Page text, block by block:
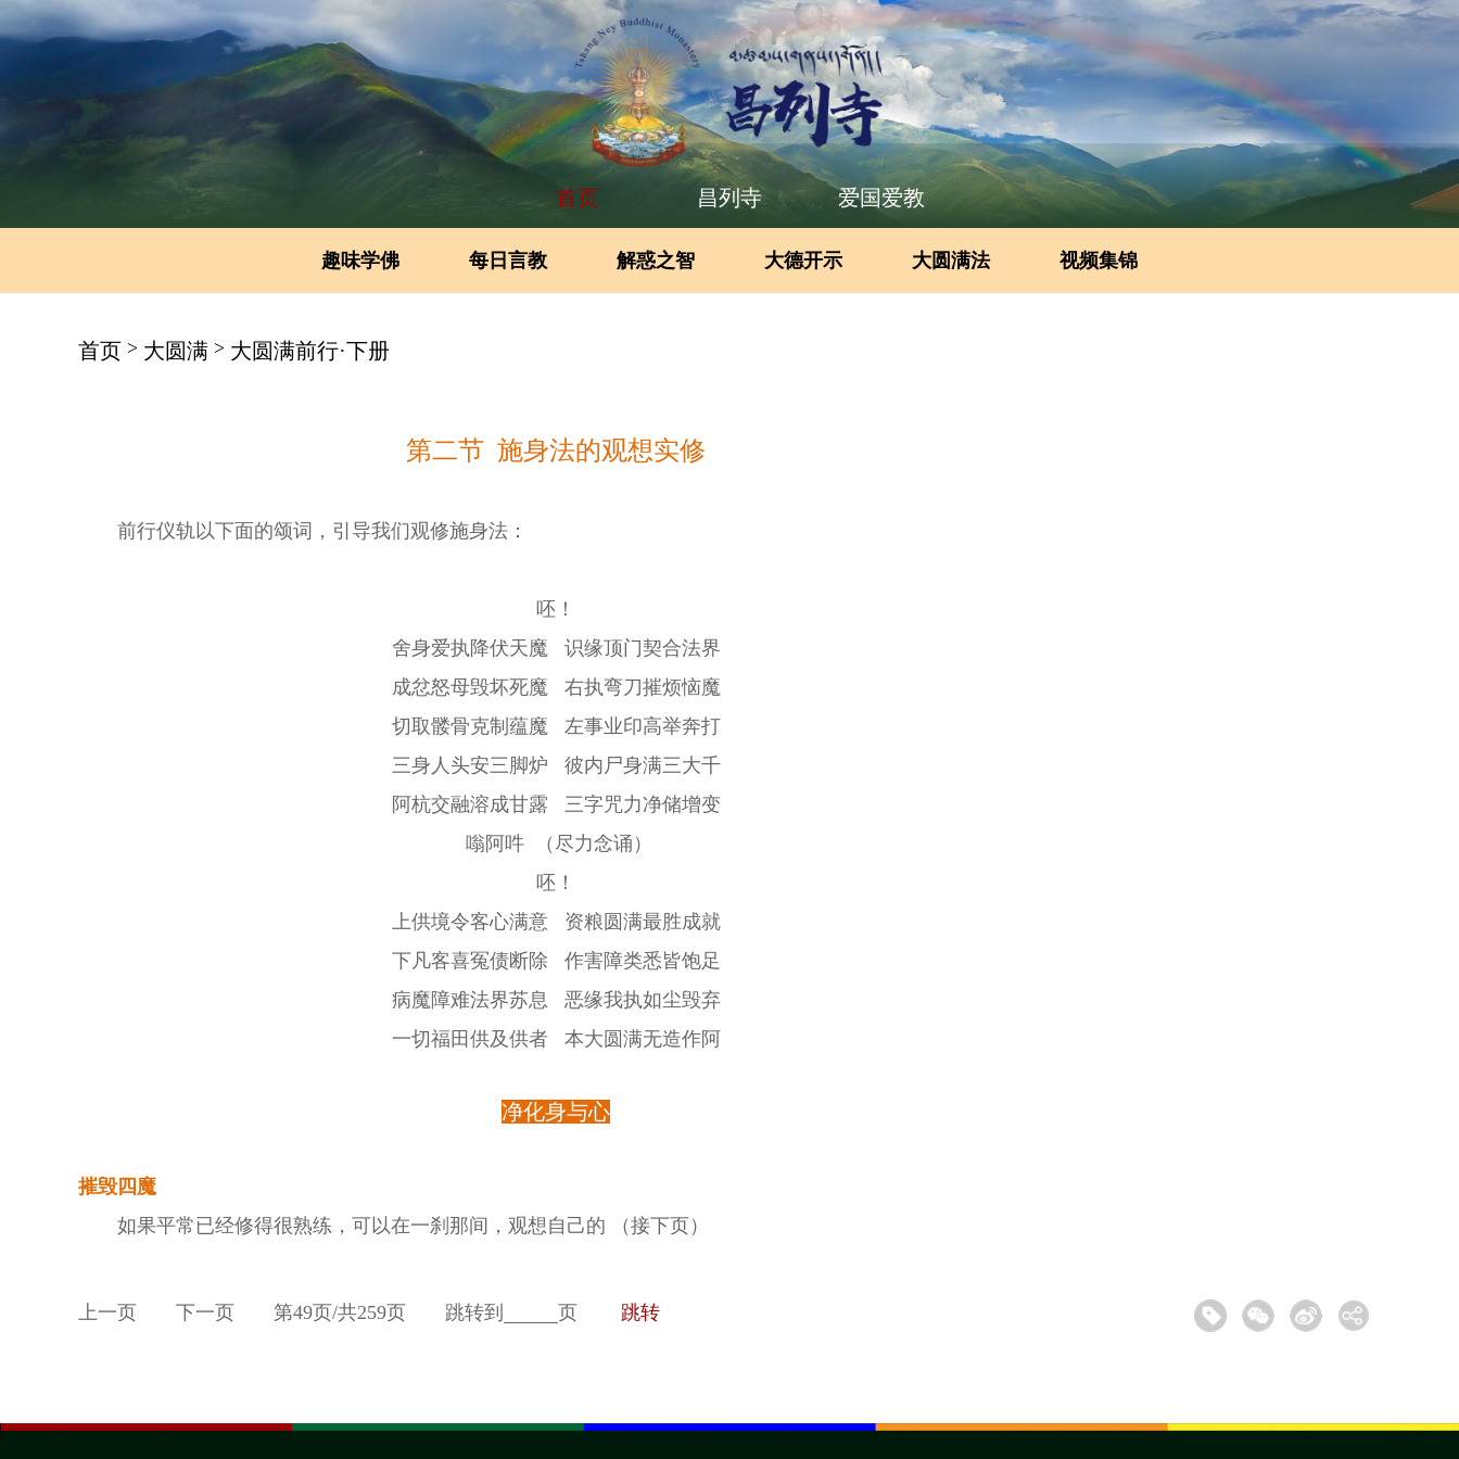
首页 昌列寺 爱国爱教
趣味学佛 每日言教 解惑之智 大德开示 大圆满法 视频集锦
首页 > 大圆满 > 大圆满前行·下册
第二节 施身法的观想实修
前行仪轨以下面的颂词，引导我们观修施身法：
呸！
舍身爱执降伏天魔 识缘顶门契合法界
成忿怒母毁坏死魔 右执弯刀摧烦恼魔
切取髅骨克制蕴魔 左事业印高举奔打
三身人头安三脚炉 彼内尸身满三大千
阿杭交融溶成甘露 三字咒力净储增变
嗡阿吽 （尽力念诵）
呸！
上供境令客心满意 资粮圆满最胜成就
下凡客喜冤债断除 作害障类悉皆饱足
病魔障难法界苏息 恶缘我执如尘毁弃
一切福田供及供者 本大圆满无造作阿
净化身与心
摧毁四魔
如果平常已经修得很熟练，可以在一刹那间，观想自己的 （接下页）
上一页 下一页 第49页/共259页 跳转到 页